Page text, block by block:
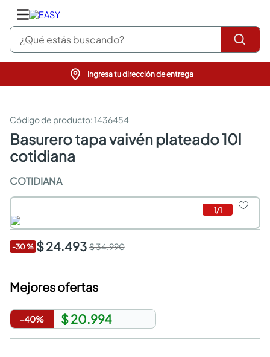
¿Qué estás buscando?
Ingresa tu dirección de entrega
:1436454
basurero tapa vaivén plateado 10l
cotidiana
COTIDIANA
1/1
-30% $ 24.493$ 34.990
Mejores ofertas
-40% $ 20.994
pinturas
sanitarios
comedor
escritorio
comedores
armarios closet